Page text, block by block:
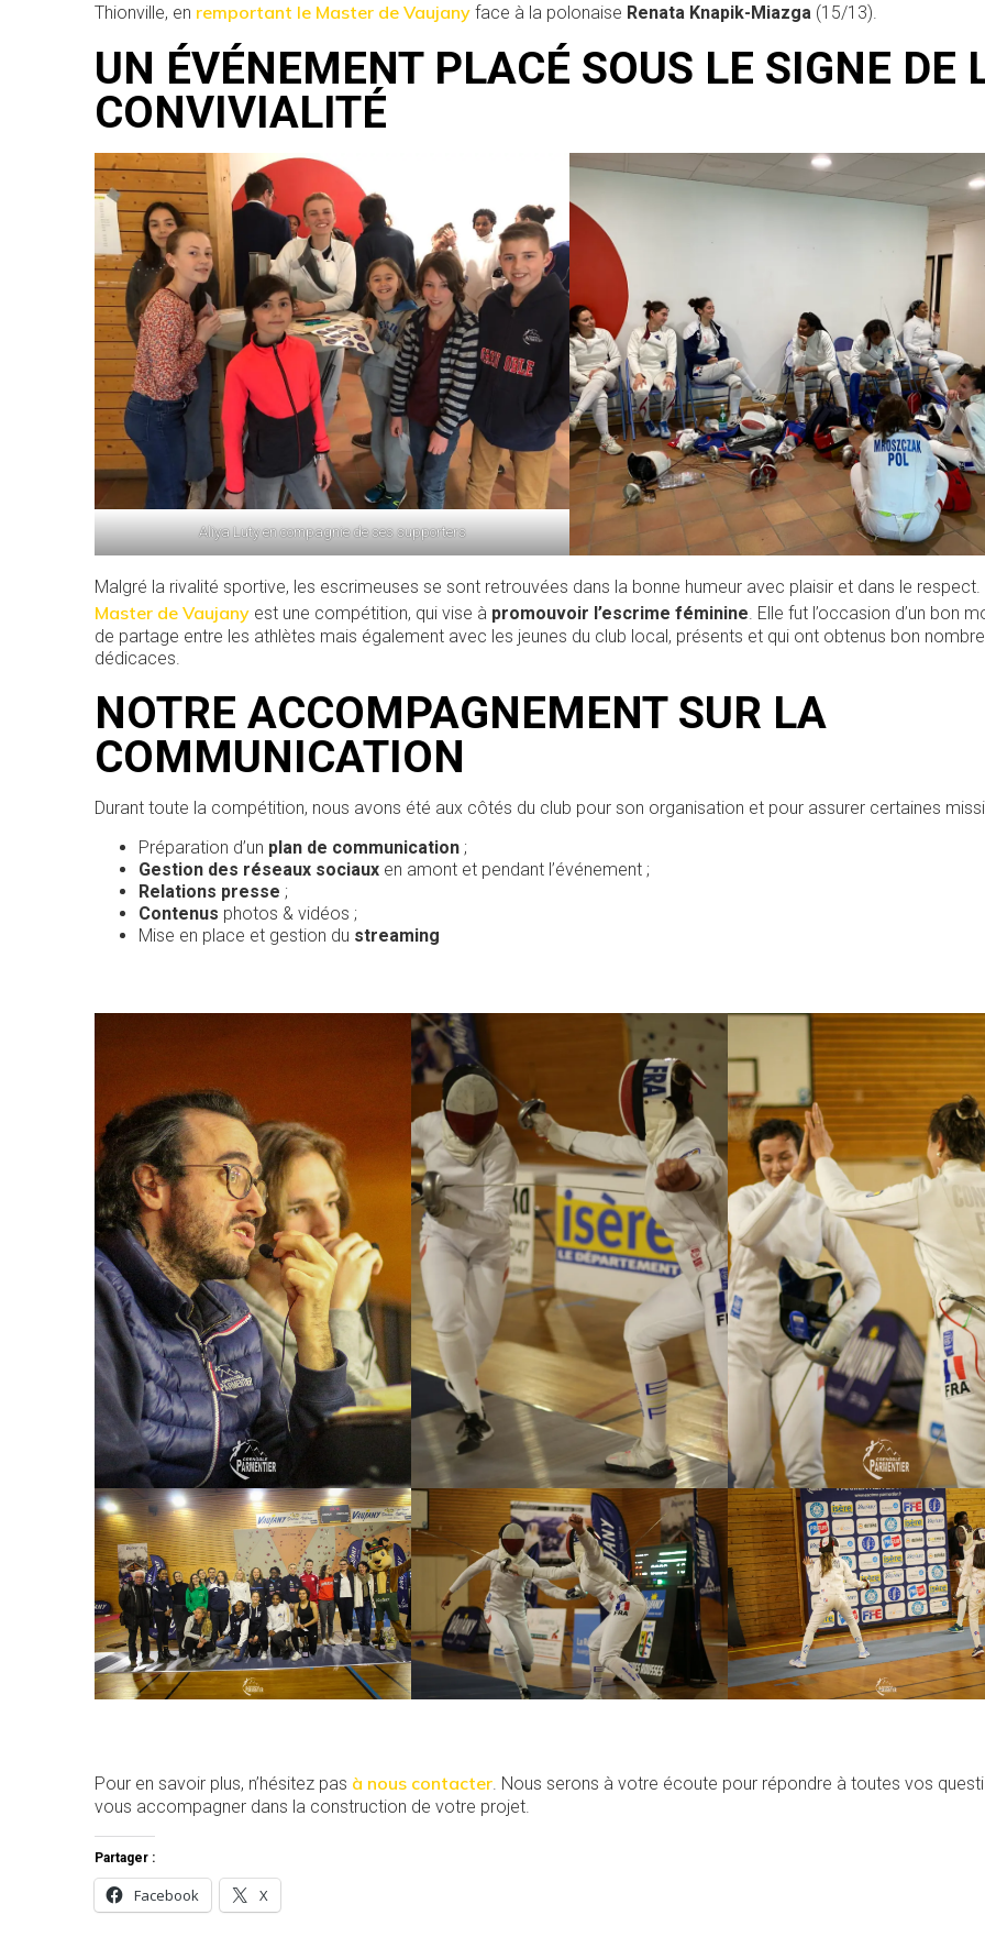
Thionville, en remportant le Master de Vaujany face à la polonaise Renata Knapik-Miazga (15/13).
UN ÉVÉNEMENT PLACÉ SOUS LE SIGNE DE
CONVIVIALITÉ
Aliya Luty en compagnie de ses supporters
Malgré la rivalité sportive, les escrimeuses se sont retrouvées dans la bonne humeur avec plaisir et dans le respect.
Master de Vaujany est une compétition, qui vise à promouvoir l’escrime féminine. Elle fut l’occasion d’un bon
de partage entre les athlètes mais également avec les jeunes du club local, présents et qui ont obtenus bon
dédicaces.
NOTRE ACCOMPAGNEMENT SUR LA
COMMUNICATION
Durant toute la compétition, nous avons été aux côtés du club pour son organisation et pour assurer certaines
Préparation d’un plan de communication ;
Gestion des réseaux sociaux en amont et pendant l’événement ;
Relations presse ;
Contenus photos & vidéos ;
Mise en place et gestion du streaming
Pour en savoir plus, n’hésitez pas à nous contacter. Nous serons à votre écoute pour répondre à toutes vos
vous accompagner dans la construction de votre projet.
Partager :
Facebook X